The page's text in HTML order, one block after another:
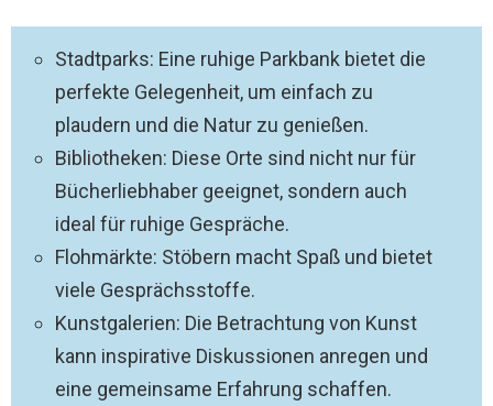
Stadtparks: Eine ruhige Parkbank bietet die
perfekte Gelegenheit, um einfach zu
plaudern und die Natur zu genießen.
Bibliotheken: Diese Orte sind nicht nur für
Bücherliebhaber geeignet, sondern auch
ideal für ruhige Gespräche.
Flohmärkte: Stöbern macht Spaß und bietet
viele Gesprächsstoffe.
Kunstgalerien: Die Betrachtung von Kunst
kann inspirative Diskussionen anregen und
eine gemeinsame Erfahrung schaffen.